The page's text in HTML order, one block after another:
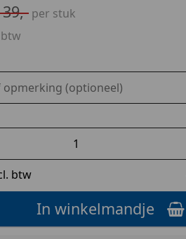
per stuk
btw
In winkelmandje